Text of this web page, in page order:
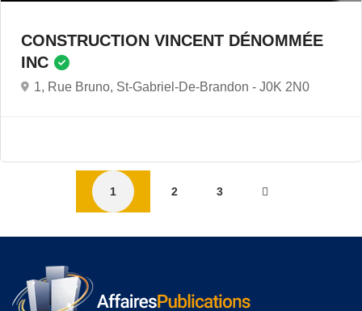
CONSTRUCTION VINCENT DÉNOMMÉE
INC
1, Rue Bruno, St-Gabriel-De-Brandon - J0K 2N0
1 2 3